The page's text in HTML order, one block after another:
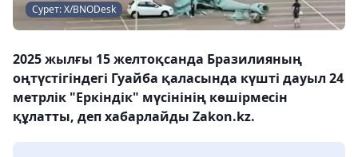
Сурет: Х/BNODesk
2025 жылғы 15 желтоқсанда Бразилияның
оңтүстігіндегі Гуайба қаласында күшті дауыл 24
метрлік "Еркіндік" мүсінінің көшірмесін
құлатты, деп хабарлайды Zakon.kz.